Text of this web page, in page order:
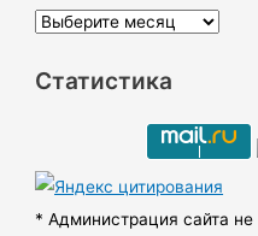
А
х
ы
Статистика
* Администрация сайта не